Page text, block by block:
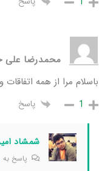
محمدرضا علی
باسلام مرا از همه
1 پاسخ
شمشاد
پاسخ به